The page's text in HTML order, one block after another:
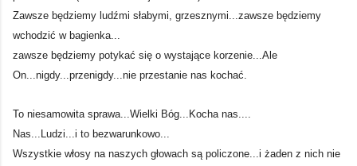
Zawsze będziemy ludźmi słabymi, grzesznymi...zawsze będziemy
wchodzić w bagienka...
zawsze będziemy potykać się o wystające korzenie...Ale
On...nigdy...przenigdy...nie przestanie nas kochać.
To niesamowita sprawa...Wielki Bóg...Kocha nas....
Nas...Ludzi...i to bezwarunkowo...
Wszystkie włosy na naszych głowach są policzone...i żaden z nich nie